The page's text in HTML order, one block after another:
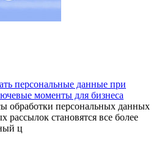
персональные данные при
моменты для бизнеса
обработки персональных данных
рассылок становятся все более
ц